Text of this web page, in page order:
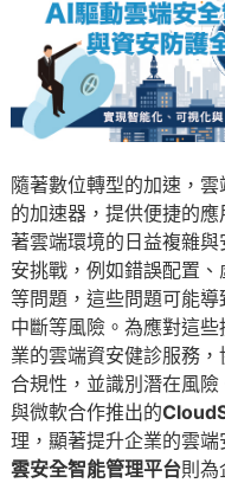
隨著數位轉型的加速，
的加速器，提供便捷的
著雲端環境的日益複雜
安挑戰，例如錯誤配置
等問題，這些問題可能
中斷等風險。為應對這些
業的雲端資安健診服務
合規性，並識別潛在風險
與微軟合作推出的
理，顯著提升企業的雲端
雲安全智能管理平台則為